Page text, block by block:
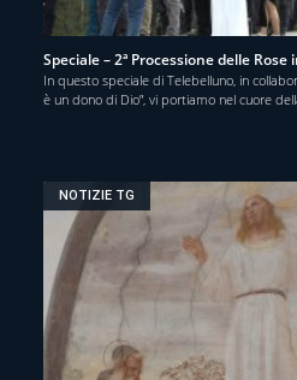
Speciale – 2ª Processione delle Rose
In questo speciale di Telebelluno, in
è un dono di Dio”, vi portiamo nel cuore
NOTIZIE TG